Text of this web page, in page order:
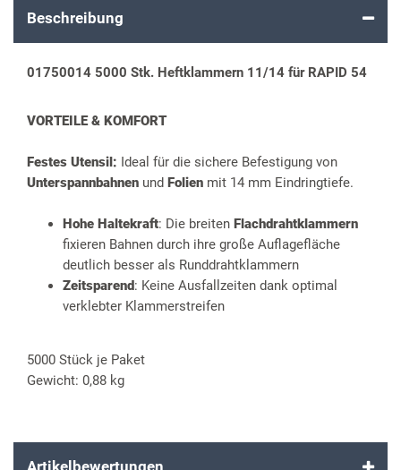
Beschreibung
01750014 5000 Stk. Heftklammern 11/14 für RAPID 54
VORTEILE & KOMFORT
Festes Utensil: Ideal für die sichere Befestigung von
Unterspannbahnen und Folien mit 14 mm Eindringtiefe.
Hohe Haltekraft: Die breiten Flachdrahtklammern
fixieren Bahnen durch ihre große Auflagefläche
deutlich besser als Runddrahtklammern
Zeitsparend: Keine Ausfallzeiten dank optimal
verklebter Klammerstreifen
5000 Stück je Paket
Gewicht: 0,88 kg